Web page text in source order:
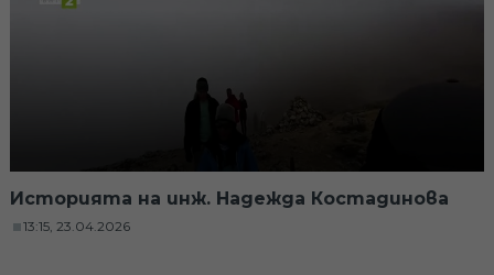
Историята на инж. Надежда Костадинова
13:15, 23.04.2026